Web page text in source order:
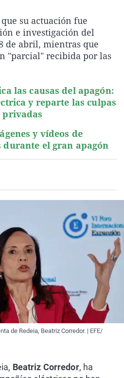
Gente viajera
Como el perro y el
Retornados
Equipo de
Operación Viuda
Galicia
La Rioja
Navarra
Televisión
Elecciones
su actuación fue
e investigación del
de abril, mientras que
"parcial" recibida por las
las causas del apagón:
y reparte las culpas
privadas
y vídeos de
durante el gran apagón
de Redeia, Beatriz Corredor. | EFE/
Beatriz Corredor, ha